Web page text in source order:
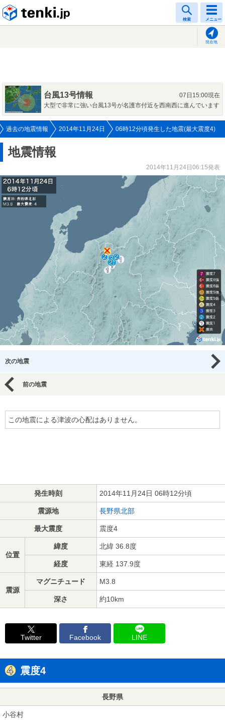
検索 メニュー
現在地
台風13号情報
07日15:00現在
大型で非常に強い台風13号が名護市付近を西南西に進んでいます
過去の地震情報 2014年11月24日 06時12分頃発生した地震(最大震度4)
地震情報
2014年11月24日06:15発表
次の地震
前の地震
この地震による津波の心配はありません。
発生時刻 2014年11月24日 06時12分頃
震源地 長野県北部
最大震度 震度4
位置
緯度 北緯 36.8度
経度 東経 137.9度
震源
マグニチュード M3.8
深さ 約10km
Twitter Facebook LINE
震度4
長野県
小谷村